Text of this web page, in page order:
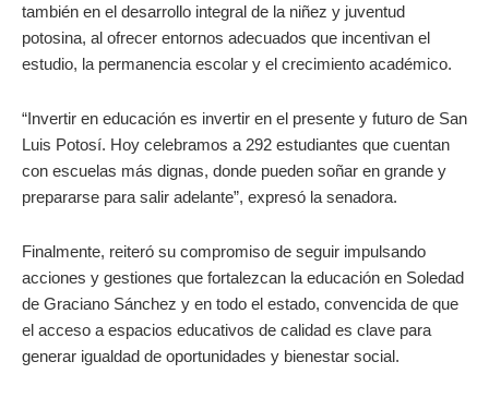
también en el desarrollo integral de la niñez y juventud
potosina, al ofrecer entornos adecuados que incentivan el
estudio, la permanencia escolar y el crecimiento académico.
“Invertir en educación es invertir en el presente y futuro de San
Luis Potosí. Hoy celebramos a 292 estudiantes que cuentan
con escuelas más dignas, donde pueden soñar en grande y
prepararse para salir adelante”, expresó la senadora.
Finalmente, reiteró su compromiso de seguir impulsando
acciones y gestiones que fortalezcan la educación en Soledad
de Graciano Sánchez y en todo el estado, convencida de que
el acceso a espacios educativos de calidad es clave para
generar igualdad de oportunidades y bienestar social.